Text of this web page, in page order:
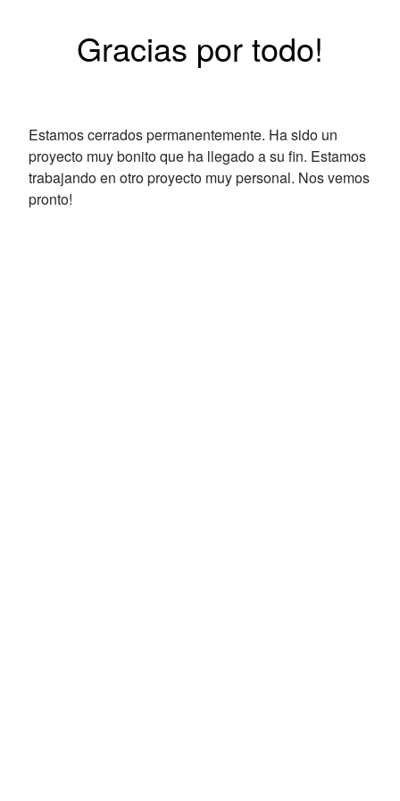
Gracias por todo!
Estamos cerrados permanentemente. Ha sido un
proyecto muy bonito que ha llegado a su fin. Estamos
trabajando en otro proyecto muy personal. Nos vemos
pronto!